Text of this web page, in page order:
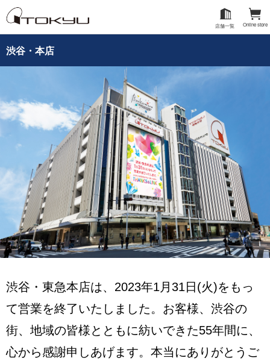
Online store
店舗一覧
渋谷・本店
渋谷・東急本店は、2023年1月31日(火)をもっ
て営業を終了いたしました。 お客様、渋谷の
街、地域の皆様とともに紡いできた55年間に、
心から感謝申しあげます。 本当にありがとうご